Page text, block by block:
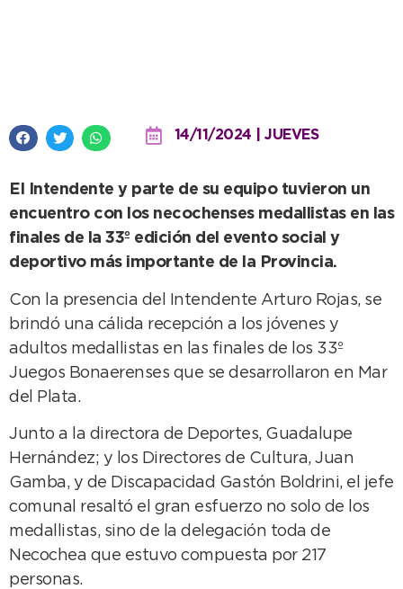
14/11/2024 | JUEVES
El Intendente y parte de su equipo tuvieron un
encuentro con los necochenses medallistas en las
finales de la 33º edición del evento social y
deportivo más importante de la Provincia.
Con la presencia del Intendente Arturo Rojas, se
brindó una cálida recepción a los jóvenes y
adultos medallistas en las finales de los 33º
Juegos Bonaerenses que se desarrollaron en Mar
del Plata.
Junto a la directora de Deportes, Guadalupe
Hernández; y los Directores de Cultura, Juan
Gamba, y de Discapacidad Gastón Boldrini, el jefe
comunal resaltó el gran esfuerzo no solo de los
medallistas, sino de la delegación toda de
Necochea que estuvo compuesta por 217
personas.